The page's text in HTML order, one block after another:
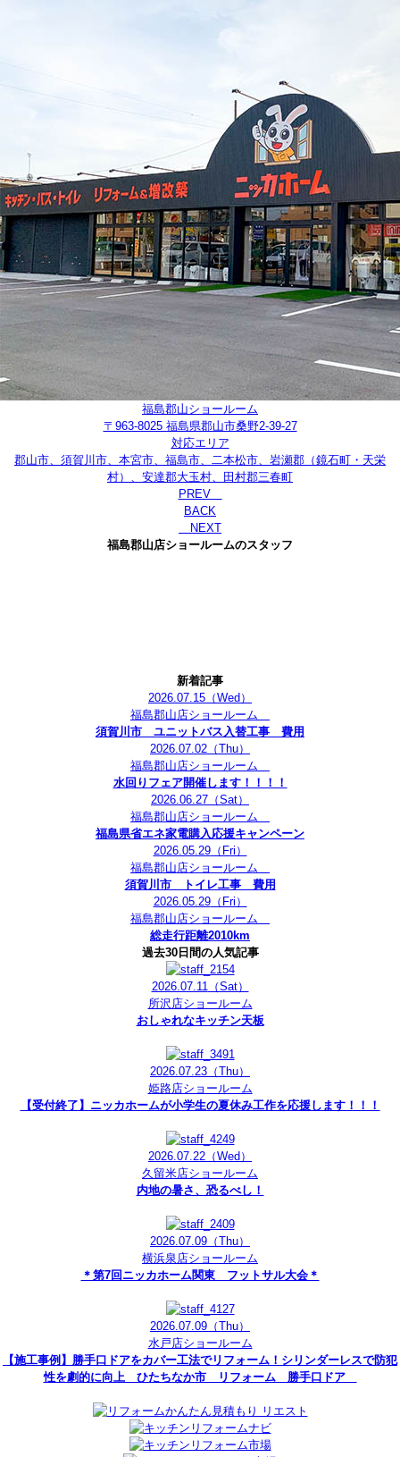
福島郡山ショールーム
〒963-8025 福島県郡山市桑野2-39-27
対応エリア
郡山市、須賀川市、本宮市、福島市、二本松市、岩瀬郡（鏡石町・天栄
村）、安達郡大玉村、田村郡三春町
PREV
BACK
NEXT
福島郡山店ショールームのスタッフ
新着記事
2026.07.15 （Wed）
福島郡山店ショールーム
須賀川市 ユニットバス入替工事 費用
2026.07.02 （Thu）
福島郡山店ショールーム
水回りフェア開催します！！！！
2026.06.27 （Sat）
福島郡山店ショールーム
福島県省エネ家電購入応援キャンペーン
2026.05.29（Fri）
福島郡山店ショールーム
須賀川市 トイレ工事 費用
2026.05.29（Fri）
福島郡山店ショールーム
総走行距離2010km
過去30日間の人気記事
2026.07.11（Sat）
所沢店ショールーム
おしゃれなキッチン天板
2026.07.23 （Thu）
姫路店ショールーム
【受付終了】ニッカホームが小学生の夏休み工作を応援します！！！
2026.07.22 （Wed）
久留米店ショールーム
内地の暑さ、恐るべし！
2026.07.09 （Thu）
横浜泉店ショールーム
＊第7回ニッカホーム関東 フットサル大会＊
2026.07.09 （Thu）
水戸店ショールーム
【施工事例】勝手口ドアをカバー工法でリフォーム！シリンダーレスで防犯
性を劇的に向上 ひたちなか市 リフォーム 勝手口ドア